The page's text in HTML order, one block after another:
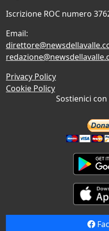
Iscrizione ROC numero
Email:
Privacy Policy
Cookie Policy
Sostienici